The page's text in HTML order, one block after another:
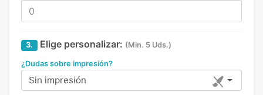
3. Elige personalizar: (Min. 5 Uds.)
¿Dudas sobre impresión?
Sin impresión